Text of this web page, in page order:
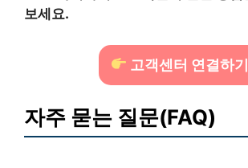
보세요.
고객센터 연결하기
자주 묻는 질문(FAQ)